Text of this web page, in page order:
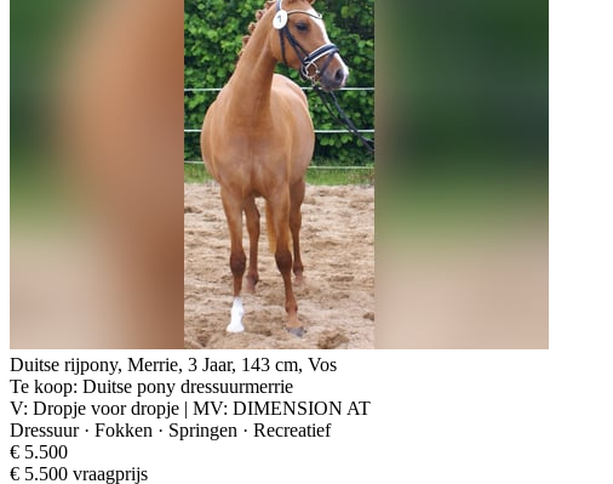
Duitse rijpony, Merrie, 3 Jaar, 143 cm, Vos
Te koop: Duitse pony dressuurmerrie
V: Dropje voor dropje | MV: DIMENSION AT
Dressuur · Fokken · Springen · Recreatief
€ 5.500
€ 5.500 vraagprijs